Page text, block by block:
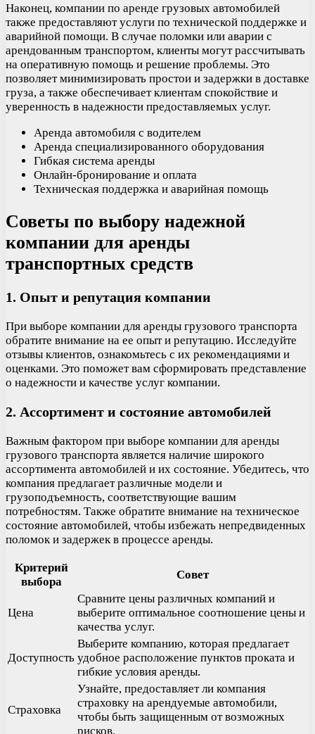
Наконец, компании по аренде грузовых автомобилей
также предоставляют услуги по технической поддержке и
аварийной помощи. В случае поломки или аварии с
арендованным транспортом, клиенты могут рассчитывать
на оперативную помощь и решение проблемы. Это
позволяет минимизировать простои и задержки в доставке
груза, а также обеспечивает клиентам спокойствие и
уверенность в надежности предоставляемых услуг.
Аренда автомобиля с водителем
Аренда специализированного оборудования
Гибкая система аренды
Онлайн-бронирование и оплата
Техническая поддержка и аварийная помощь
Советы по выбору надежной
компании для аренды
транспортных средств
1. Опыт и репутация компании
При выборе компании для аренды грузового транспорта
обратите внимание на ее опыт и репутацию. Исследуйте
отзывы клиентов, ознакомьтесь с их рекомендациями и
оценками. Это поможет вам сформировать представление
о надежности и качестве услуг компании.
2. Ассортимент и состояние автомобилей
Важным фактором при выборе компании для аренды
грузового транспорта является наличие широкого
ассортимента автомобилей и их состояние. Убедитесь, что
компания предлагает различные модели и
грузоподъемность, соответствующие вашим
потребностям. Также обратите внимание на техническое
состояние автомобилей, чтобы избежать непредвиденных
поломок и задержек в процессе аренды.
Критерий
выбора
Совет
Цена
Сравните цены различных компаний и
выберите оптимальное соотношение цены и
качества услуг.
Доступность
Выберите компанию, которая предлагает
удобное расположение пунктов проката и
гибкие условия аренды.
Страховка
Узнайте, предоставляет ли компания
страховку на арендуемые автомобили,
чтобы быть защищенным от возможных
рисков.